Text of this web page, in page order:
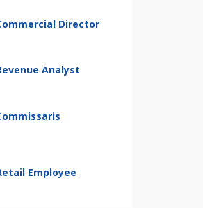
Director
Analyst
Employee